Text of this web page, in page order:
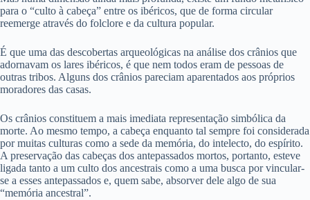
para o “culto à cabeça” entre os ibéricos, que de forma circular
reemerge através do folclore e da cultura popular.
É que uma das descobertas arqueológicas na análise dos crânios que
adornavam os lares ibéricos, é que nem todos eram de pessoas de
outras tribos. Alguns dos crânios pareciam aparentados aos próprios
moradores das casas.
Os crânios constituem a mais imediata representação simbólica da
morte. Ao mesmo tempo, a cabeça enquanto tal sempre foi considerada
por muitas culturas como a sede da memória, do intelecto, do espírito.
A preservação das cabeças dos antepassados mortos, portanto, esteve
ligada tanto a um culto dos ancestrais como a uma busca por vincular-
se a esses antepassados e, quem sabe, absorver dele algo de sua
“memória ancestral”.